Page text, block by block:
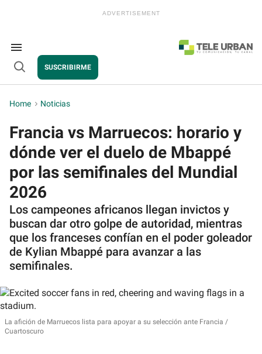
Search
&
Section
Navigation
Open
SUSCRIBIRME
Home > Noticias
Francia vs Marruecos: horario y
dónde ver el duelo de Mbappé
por las semifinales del Mundial
2026
Los campeones africanos llegan invictos y
buscan dar otro golpe de autoridad, mientras
que los franceses confían en el poder goleador
de Kylian Mbappé para avanzar a las
semifinales.
La afición de Marruecos lista para apoyar a su selección ante Francia
Cuartoscuro